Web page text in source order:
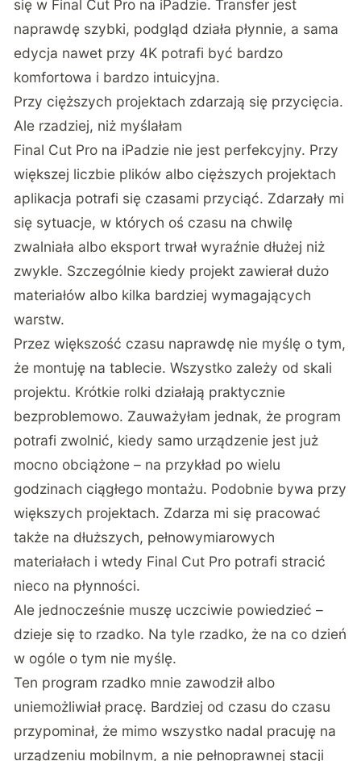
się w Final Cut Pro na iPadzie. Transfer jest
naprawdę szybki, podgląd działa płynnie, a sama
edycja nawet przy 4K potrafi być bardzo
komfortowa i bardzo intuicyjna.
Przy cięższych projektach zdarzają się przycięcia.
Ale rzadziej, niż myślałam
Final Cut Pro na iPadzie nie jest perfekcyjny. Przy
większej liczbie plików albo cięższych projektach
aplikacja potrafi się czasami przyciąć. Zdarzały mi
się sytuacje, w których oś czasu na chwilę
zwalniała albo eksport trwał wyraźnie dłużej niż
zwykle. Szczególnie kiedy projekt zawierał dużo
materiałów albo kilka bardziej wymagających
warstw.
Przez większość czasu naprawdę nie myślę o tym,
że montuję na tablecie. Wszystko zależy od skali
projektu. Krótkie rolki działają praktycznie
bezproblemowo. Zauważyłam jednak, że program
potrafi zwolnić, kiedy samo urządzenie jest już
mocno obciążone – na przykład po wielu
godzinach ciągłego montażu. Podobnie bywa przy
większych projektach. Zdarza mi się pracować
także na dłuższych, pełnowymiarowych
materiałach i wtedy Final Cut Pro potrafi stracić
nieco na płynności.
Ale jednocześnie muszę uczciwie powiedzieć –
dzieje się to rzadko. Na tyle rzadko, że na co dzień
w ogóle o tym nie myślę.
Ten program rzadko mnie zawodził albo
uniemożliwiał pracę. Bardziej od czasu do czasu
przypominał, że mimo wszystko nadal pracuję na
urządzeniu mobilnym, a nie pełnoprawnej stacji